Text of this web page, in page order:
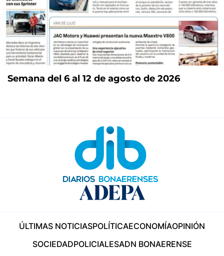
Semana del 6 al 12 de agosto de 2026
ÚLTIMAS NOTICIASPOLÍTICAECONOMÍAOPINIÓN
SOCIEDADPOLICIALESADN BONAERENSE